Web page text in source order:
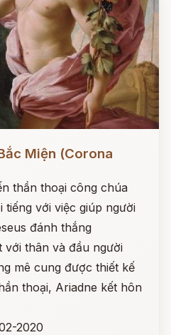
Miện (Corona
thần thoại công chúa
tiếng với việc giúp người
đánh thắng
với thân và đầu người
mê cung được thiết kế
thoại, Ariadne kết hôn
2020